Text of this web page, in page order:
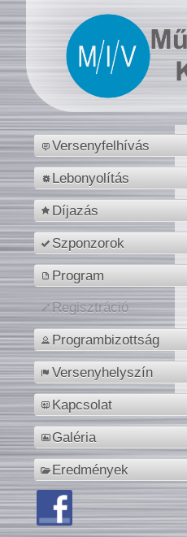
Versenyfelhívás
Lebonyolítás
Díjazás
Szponzorok
Program
Regisztráció
Programbizottság
Versenyhelyszín
Kapcsolat
Galéria
Eredmények